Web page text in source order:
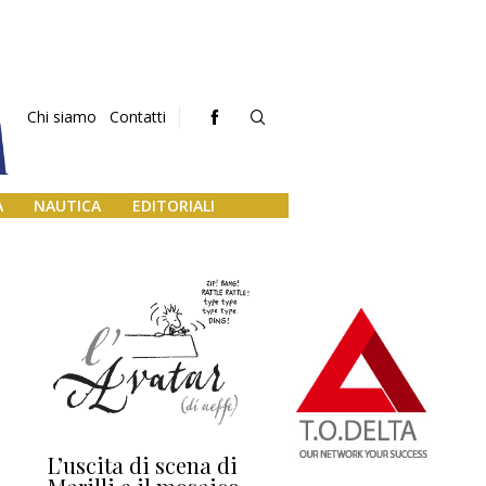
Chi siamo Contatti
NAUTICA EDITORIALI
L’uscita di scena di Darsena a Europa,